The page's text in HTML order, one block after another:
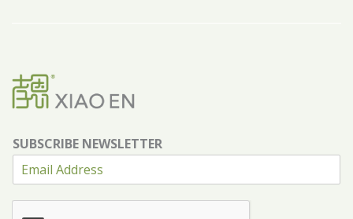
SUBSCRIBE NEWSLETTER